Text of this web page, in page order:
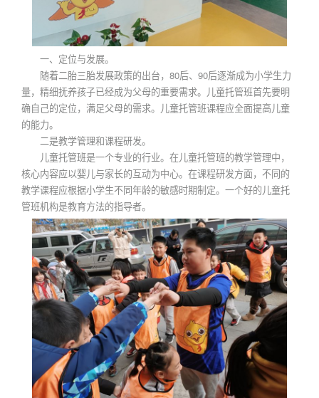
一、定位与发展。
随着二胎三胎发展政策的出台，80后、90后逐渐成为小学生力
量，精细抚养孩子已经成为父母的重要需求。儿童托管班首先要明
确自己的定位，满足父母的需求。儿童托管班课程应全面提高儿童
的能力。
二是教学管理和课程研发。
儿童托管班是一个专业的行业。在儿童托管班的教学管理中，
核心内容应以婴儿与家长的互动为中心。在课程研发方面，不同的
教学课程应根据小学生不同年龄的敏感时期制定。一个好的儿童托
管班机构是教育方法的指导者。